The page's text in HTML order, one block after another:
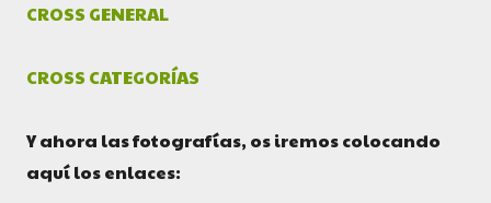
CROSS GENERAL
CROSS CATEGORÍAS
Y ahora las fotografías, os iremos colocando
aquí los enlaces: